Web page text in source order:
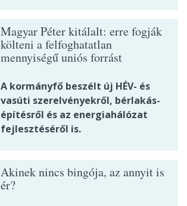
Magyar Péter kitálalt: erre fogják
költeni a felfoghatatlan
mennyiségű uniós forrást
A kormányfő beszélt új HÉV- és
vasúti szerelvényekről, bérlakás-
építésről és az energiahálózat
fejlesztéséről is.
Akinek nincs bingója, az annyit is
ér?